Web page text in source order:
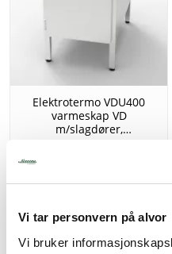
Vi tar personvern på alvor
Vi bruker
Elektrotermo VDU400
varmeskap VD
m/slagdører,